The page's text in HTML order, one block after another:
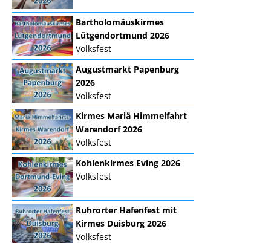
Bartholomäuskirmes
Lütgendortmund 2026
Volksfest
Augustmarkt Papenburg
2026
Volksfest
Kirmes Mariä Himmelfahrt
Warendorf 2026
Volksfest
Kohlenkirmes Eving 2026
Volksfest
Ruhrorter Hafenfest mit
Kirmes Duisburg 2026
Volksfest